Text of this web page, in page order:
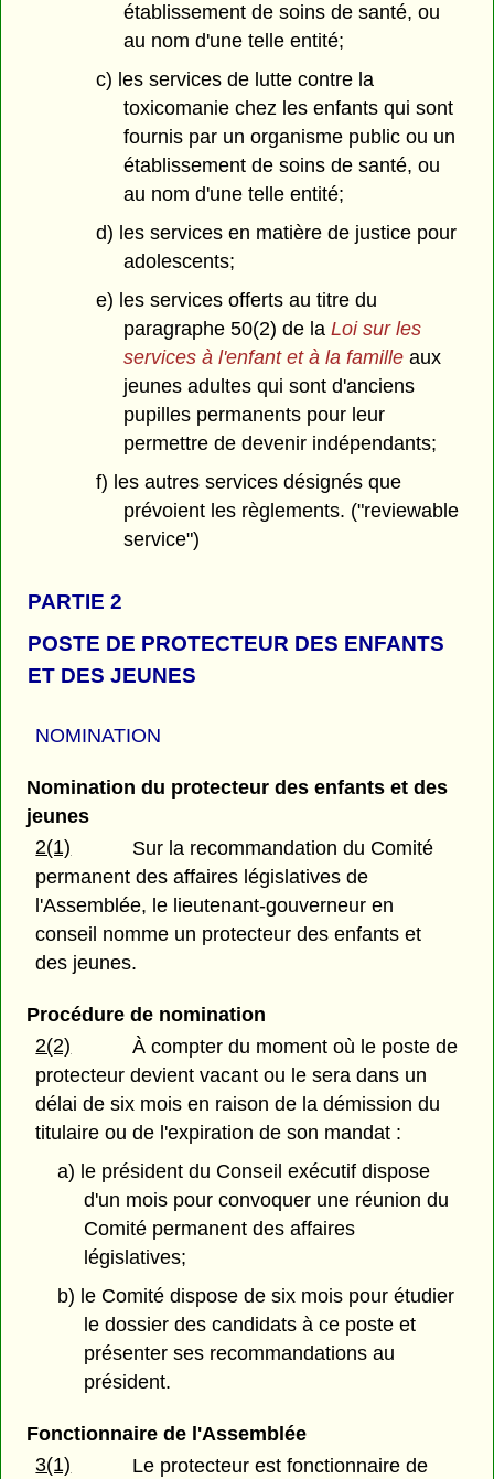
établissement de soins de santé, ou
au nom d'une telle entité;
c) les services de lutte contre la
toxicomanie chez les enfants qui sont
fournis par un organisme public ou un
établissement de soins de santé, ou
au nom d'une telle entité;
d) les services en matière de justice pour
adolescents;
e) les services offerts au titre du
paragraphe 50(2) de la Loi sur les
services à l'enfant et à la familleaux
jeunes adultes qui sont d'anciens
pupilles permanents pour leur
permettre de devenir indépendants;
f) les autres services désignés que
prévoient les règlements. ("reviewable
service")
PARTIE 2
POSTE DE PROTECTEUR DES ENFANTS
ET DES JEUNES
NOMINATION
Nomination du protecteur des enfants et des
jeunes
2(1)
Sur la recommandation du Comité
permanent des affaires législatives de
l'Assemblée, le lieutenant-gouverneur en
conseil nomme un protecteur des enfants et
des jeunes.
Procédure de nomination
2(2)
À compter du moment où le poste de
protecteur devient vacant ou le sera dans un
délai de six mois en raison de la démission du
titulaire ou de l'expiration de son mandat :
a) le président du Conseil exécutif dispose
d'un mois pour convoquer une réunion du
Comité permanent des affaires
législatives;
b) le Comité dispose de six mois pour étudier
le dossier des candidats à ce poste et
présenter ses recommandations au
président.
Fonctionnaire de l'Assemblée
3(1)
Le protecteur est fonctionnaire de